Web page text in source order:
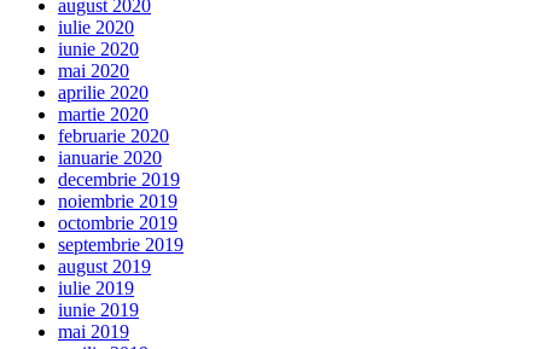
august 2020
iulie 2020
iunie 2020
mai 2020
aprilie 2020
martie 2020
februarie 2020
ianuarie 2020
decembrie 2019
noiembrie 2019
octombrie 2019
septembrie 2019
august 2019
iulie 2019
iunie 2019
mai 2019